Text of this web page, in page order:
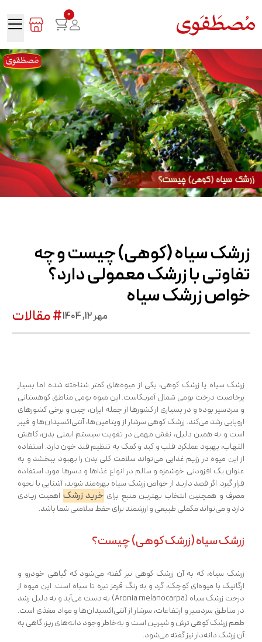
0
زرشک سیاه (کوهی) چیست و چه
تفاوتی با زرشک معمولی دارد؟
خواص زرشک سیاه
مهر 12, 1404 # مقالات
زرشک سیاه یا زرشک کوهی، یکی از میوه‌های کمتر شناخته شده اما بسیار
پرخاصیت درخت بومی شمال آمریکاست. این میوه بومی مناطق کوهستانی
و سردسیر بوده و در بسیاری از کشورها از جمله ایران، چین و برخی کشورهای
اروپایی رشد می‌کند. زرشک کوهی سرشار از ویتامین‌ها، آنتی‌اکسیدان‌ها و فیبر
است و به همین دلیل، نقش مهمی در تقویت سیستم ایمنی بدن، کاهش
التهاب، بهبود عملکرد قلب و کبد و کمک به تنظیم قند خون دارد. استفاده
از این میوه در رژیم غذایی می‌تواند سلامت کلی بدن را بهبود ببخشد و به
عنوان یک افزودنی خوشمزه و سالم در انواع غذاها و دسرها مورد استفاده
قرار گیرد. اگر قصد دارید از خواص زرشک سیاه بهره‌مند شوید، آشنایی با نحوه
مصرف و همچنین انتخاب بهترین منبع برای خرید زرشک اهمیت زیادی
دارد و می‌تواند مکملی طبیعی و ارزشمند برای حفظ سلامتی شما باشد.
زرشک سیاه (زرشک کوهی) چیست؟
زرشک سیاه، که به آن زرشک کوهی نیز گفته می‌شود که گیاهی خودرو و
ارگانیک با میوه‌ای کوچک، گرد و به رنگ قرمز تیره تا سیاه است. این میوه از
درخت زرشک سیاه (Aronia melanocarpa) به دست می‌آید و به دلیل رشد
در مناطق سردسیر و ارتفاعات، سرشار از آنتی‌اکسیدان‌ها و مواد مغذی است.
طعم زرشک کوهی ترش و شیرین است و به‌خاطر وجود دانه‌های ریز، گاهی به
آن زرشک دانه‌دار نیز گفته می‌شود.